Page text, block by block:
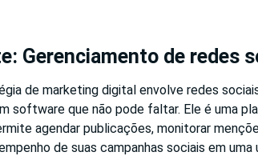
Gerenciamento de redes
de marketing digital envolve redes
software que não pode faltar. Ele é uma
agendar publicações, monitorar
de suas campanhas sociais em